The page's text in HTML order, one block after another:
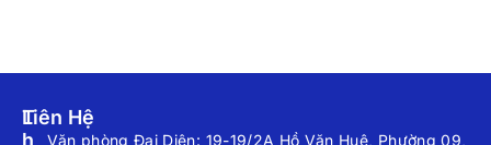
T
H
Liên Hệ
Văn phòng Đại Diện: 19-19/2A Hồ Văn Huê, Phường 09,